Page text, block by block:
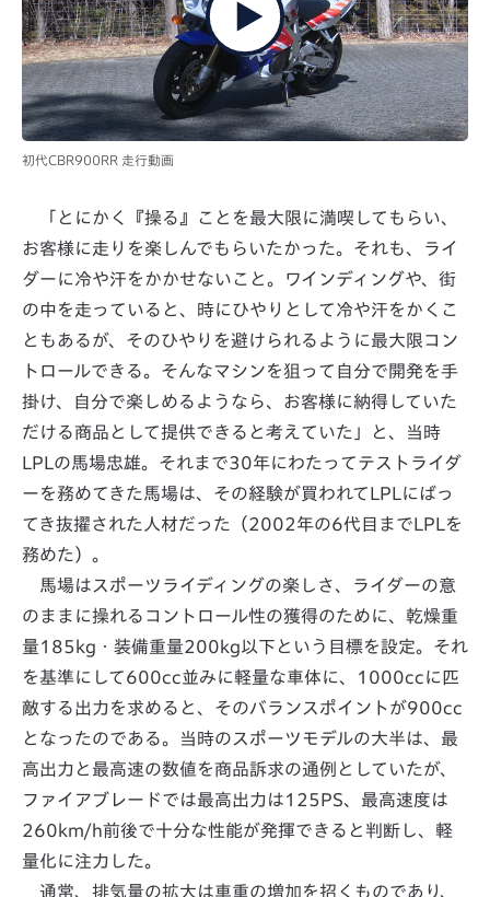
初代CBR900RR 走行動画
「とにかく『操る』ことを最大限に満喫してもらい、
お客様に走りを楽しんでもらいたかった。それも、ライ
ダーに冷や汗をかかせないこと。ワインディングや、街
の中を走っていると、時にひやりとして冷や汗をかくこ
ともあるが、そのひやりを避けられるように最大限コン
トロールできる。そんなマシンを狙って自分で開発を手
掛け、自分で楽しめるようなら、お客様に納得していた
だける商品として提供できると考えていた」と、当時
LPLの馬場忠雄。それまで30年にわたってテストライダ
ーを務めてきた馬場は、その経験が買われてLPLにばっ
てき抜擢された人材だった（2002年の6代目までLPLを
務めた）。
馬場はスポーツライディングの楽しさ、ライダーの意
のままに操れるコントロール性の獲得のために、乾燥重
量185kg・装備重量200kg以下という目標を設定。それ
を基準にして600cc並みに軽量な車体に、1000ccに匹
敵する出力を求めると、そのバランスポイントが900cc
となったのである。当時のスポーツモデルの大半は、最
高出力と最高速の数値を商品訴求の通例としていたが、
ファイアブレードでは最高出力は125PS、最高速度は
260km/h前後で十分な性能が発揮できると判断し、軽
量化に注力した。
通常、排気量の拡大は車重の増加を招くものであり、